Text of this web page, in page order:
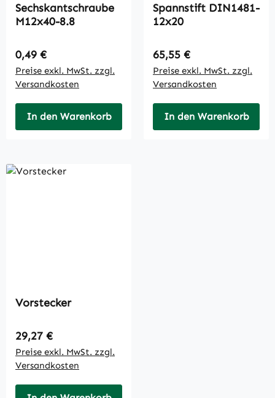
Sechskantschraube
M12x40-8.8
Regulärer Preis:
0,49 €
Preise exkl. MwSt. zzgl.
Versandkosten
In den Warenkorb
Spannstift DIN1481-
12x20
Regulärer Preis:
65,55 €
Preise exkl. MwSt. zzgl.
Versandkosten
In den Warenkorb
Vorstecker
Regulärer Preis:
29,27 €
Preise exkl. MwSt. zzgl.
Versandkosten